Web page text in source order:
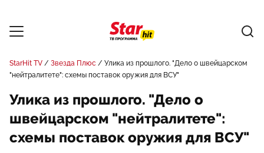
StarHit TV Звезда Плюс
Улика из прошлого. "Дело о швейцарском
"нейтралитете": схемы поставок оружия для ВСУ"
Улика из прошлого. "Дело о
швейцарском "нейтралитете":
схемы поставок оружия для ВСУ"